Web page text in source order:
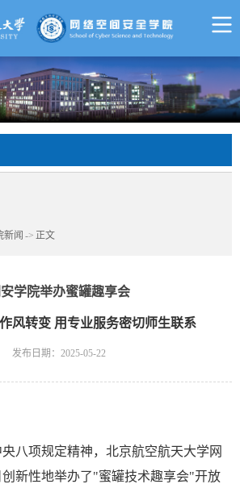
新闻 -> 正文
安学院举办蜜罐趣享会
风转变 用专业服务密切师生联系
发布日期：2025-05-22
八项规定精神，北京航空航天大学网
新性地举办了"蜜罐技术趣享会"开放